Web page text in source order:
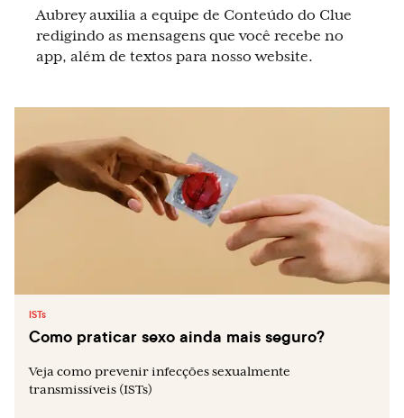
Aubrey auxilia a equipe de Conteúdo do Clue
redigindo as mensagens que você recebe no
app, além de textos para nosso website.
ISTs
Como praticar sexo ainda mais seguro?
Veja como prevenir infecções sexualmente
transmissíveis (ISTs)